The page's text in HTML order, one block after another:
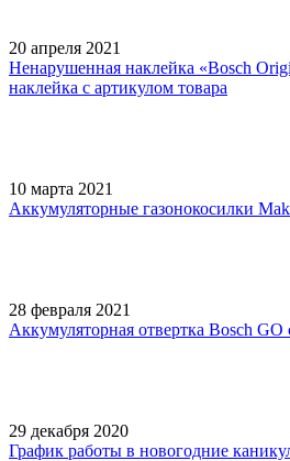
20 апреля 2021
Ненарушенная наклейка «Bosch
наклейка с артикулом товара
10 марта 2021
Аккумуляторные газонокосилки
28 февраля 2021
Аккумуляторная отвертка Bosch GO
29 декабря 2020
График работы в новогодние